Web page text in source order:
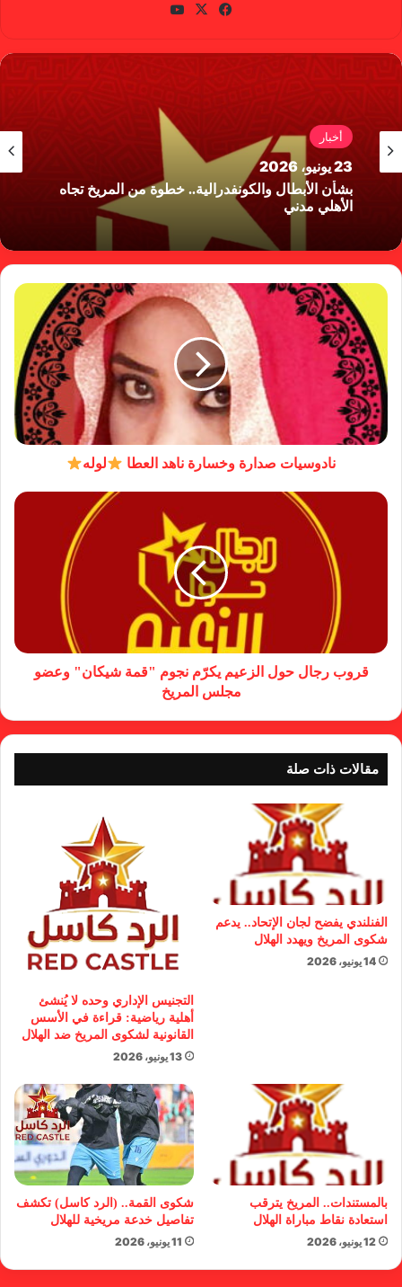
في
وك
X
أخبار
23 يونيو، 2026
بشأن الأبطال والكونفدرالية.. خطوة من المريخ تجاه
الأهلي مدني
نادوسيات صدارة وخسارة ناهد العطا لوله
قروب رجال حول الزعيم يكرّم نجوم "قمة شيكان" وعضو
مجلس المريخ
مقالات ذات صلة
الفنلندي يفضح لجان الإتحاد.. يدعم
شكوى المريخ ويهدد الهلال
14 يونيو، 2026
التجنيس الإداري وحده لا يُنشئ
أهلية رياضية: قراءة في الأسس
القانونية لشكوى المريخ ضد الهلال
13 يونيو، 2026
بالمستندات.. المريخ يترقب
استعادة نقاط مباراة الهلال
12 يونيو، 2026
شكوى القمة.. (الرد كاسل) تكشف
تفاصيل خدعة مريخية للهلال
11 يونيو، 2026